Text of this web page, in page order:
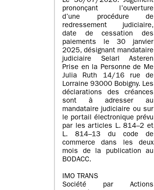
prononçant l’ouverture
d’une procédure de
redressement judiciaire,
date de cessation des
paiements le 30 janvier
2025, désignant mandataire
judiciaire Selarl Asteren
Prise en la Personne de Me
Julia Ruth 14/16 rue de
Lorraine 93000 Bobigny. Les
déclarations des créances
sont à adresser au
mandataire judiciaire ou sur
le portail électronique prévu
par les articles L. 814–2 et
L. 814–13 du code de
commerce dans les deux
mois de la publication au
BODACC.
IMO TRANS
Société par Actions